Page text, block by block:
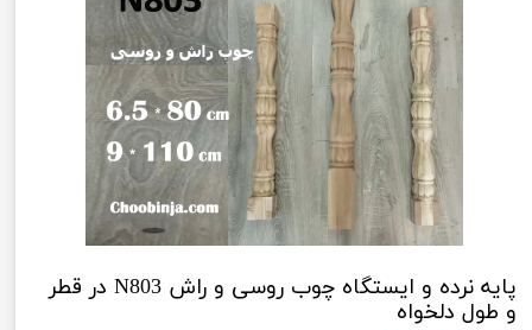
پایه نرده و ایستگاه چوب روسی و راش N803 در قطر
و طول دلخواه